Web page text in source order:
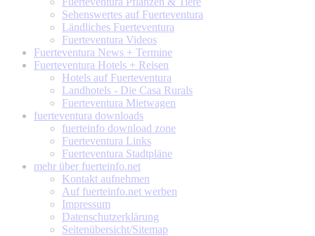
Sehenswertes auf Fuerteventura
Ländliches Fuerteventura
Fuerteventura Videos
Fuerteventura News + Termine
Fuerteventura Hotels + Reisen
Hotels auf Fuerteventura
Landhotels - Die Casa Rurals
Fuerteventura Mietwagen
fuerteventura downloads
fuerteinfo download zone
Fuerteventura Links
Fuerteventura Stadtpläne
mehr über fuerteinfo.net
Kontakt aufnehmen
Auf fuerteinfo.net werben
Impressum
Datenschutzerklärung
Seitenübersicht/Sitemap